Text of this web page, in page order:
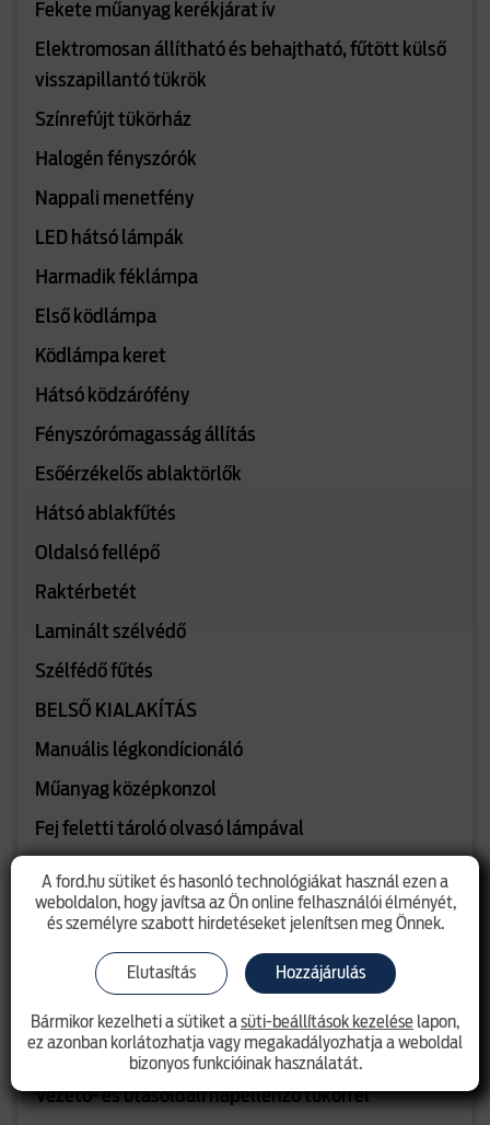
Fekete műanyag kerékjárat ív
Elektromosan állítható és behajtható, fűtött külső
visszapillantó tükrök
Színrefújt tükörház
Halogén fényszórók
Nappali menetfény
LED hátsó lámpák
Harmadik féklámpa
Első ködlámpa
Ködlámpa keret
Hátsó ködzárófény
Fényszórómagasság állítás
Esőérzékelős ablaktörlők
Hátsó ablakfűtés
Oldalsó fellépő
Raktérbetét
Laminált szélvédő
Szélfédő fűtés
BELSŐ KIALAKÍTÁS
Manuális légkondícionáló
Műanyag középkonzol
Fej feletti tároló olvasó lámpával
8"- os TFT/LCD műszerfal
Tachográf előkészítés
Automatikusan elsötétedő belső visszapillantó
tükör
Világos tetőkárpit
Vezető- és utasoldali napellenző tükörrel
A ford.hu sütiket és hasonló technológiákat használ ezen a
weboldalon, hogy javítsa az Ön online felhasználói élményét,
és személyre szabott hirdetéseket jelenítsen meg Önnek.
Elutasítás Hozzájárulás
Bármikor kezelheti a sütiket asüti-beállítások kezelése lapon,
ez azonban korlátozhatja vagy megakadályozhatja a weboldal
bizonyos funkcióinak használatát.